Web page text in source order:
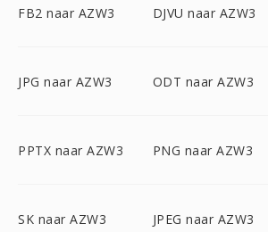
FB2 naar AZW3 DJVU naar AZW3
JPG naar AZW3 ODT naar AZW3
PPTX naar AZW3 PNG naar AZW3
SK naar AZW3 JPEG naar AZW3